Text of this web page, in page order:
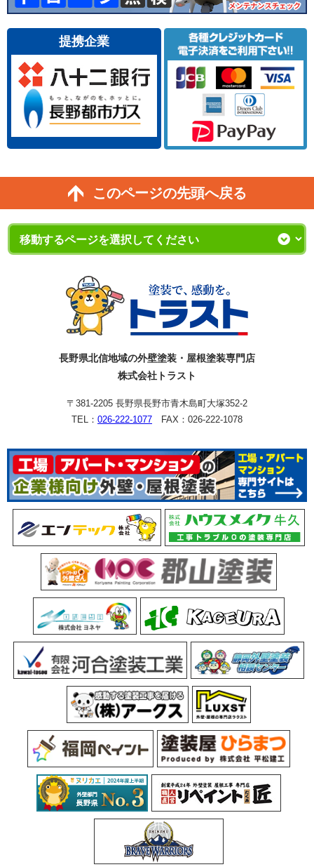
提携企業
このページの先頭へ戻る
長野県北信地域の外壁塗装・屋根塗装専門店
株式会社トラスト
〒381-2205 長野県長野市青木島町大塚352-2
TEL： 026-222-1077 FAX：026-222-1078